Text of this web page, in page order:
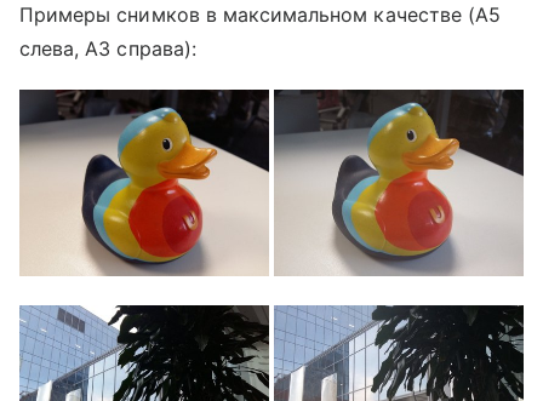
Примеры снимков в максимальном качестве (A5
слева, A3 справа):